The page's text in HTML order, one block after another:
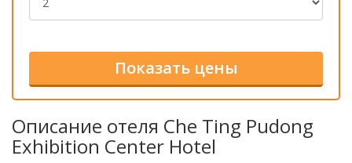
Описание отеля Che Ting Pudong
Exhibition Center Hotel